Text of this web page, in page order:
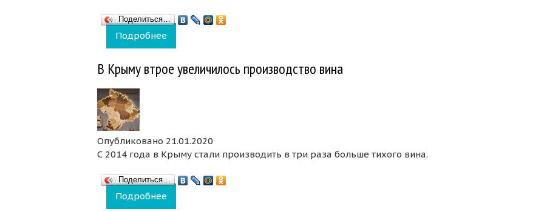
Поделиться…
Подробнее
В Крыму втрое увеличилось производство вина
Опубликовано 21.01.2020
С 2014 года в Крыму стали производить в три раза больше тихого вина.
Поделиться…
Подробнее